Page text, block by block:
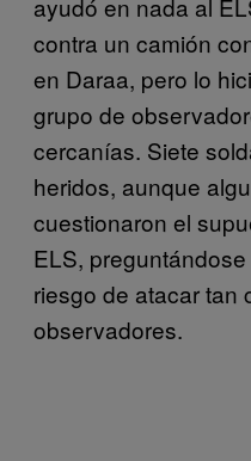
contra un camión
en Daraa, pero lo
grupo de
cercanías. Siete
heridos, aunque
cuestionaron el
ELS,
riesgo de atacar tan
observadores.